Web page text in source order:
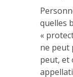
quelles
«
ne peut
peut, et